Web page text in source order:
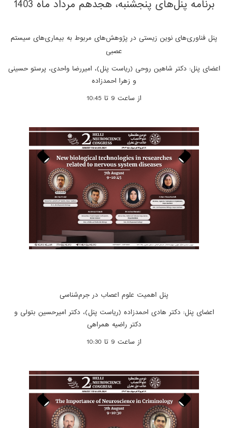
برنامه پنل‌های پنجشنبه، هجدهم مرداد ماه 1403
پنل فناوری‌های نوین زیستی در پژوهش‌های مربوط به بیماری‌های سیستم
عصبی
اعضای پنل: دکتر شاهین روحی (ریاست پنل)، امیررضا واحدی، پرستو حسینی
و زهرا احمدزاده
از ساعت 9 تا 10:45
پنل اهمیت علوم اعصاب در جرم‌شناسی
اعضای پنل: دکتر هادی احمدزاده (ریاست پنل)، دکتر امیرحسین بتولی و
دکتر راضیه همراهی
از ساعت 9 تا 10:30